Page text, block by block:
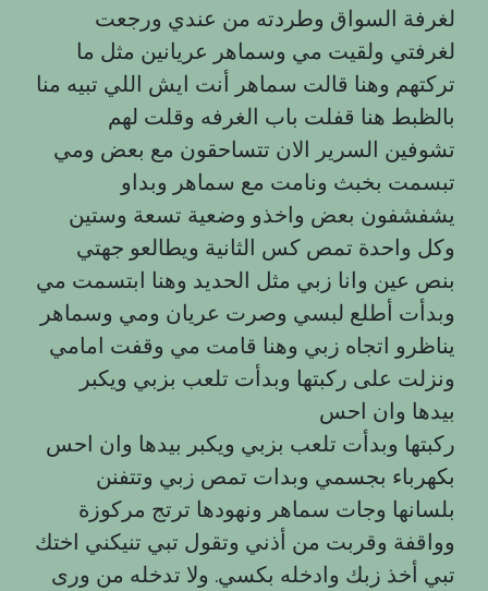
لغرفة السواق وطردته من عندي ورجعت
لغرفتي ولقيت مي وسماهر عريانين مثل ما
تركتهم وهنا قالت سماهر أنت ايش اللي تبيه منا
بالظبط هنا قفلت باب الغرفه وقلت لهم
تشوفين السرير الان تتساحقون مع بعض ومي
تبسمت بخبث ونامت مع سماهر وبداو
يشفشفون بعض واخذو وضعية تسعة وستين
وكل واحدة تمص كس الثانية ويطالعو جهتي
بنص عين وانا زبي مثل الحديد وهنا ابتسمت مي
وبدأت أطلع لبسي وصرت عريان ومي وسماهر
يناظرو اتجاه زبي وهنا قامت مي وقفت امامي
ونزلت على ركبتها وبدأت تلعب بزبي ويكبر
بيدها وان احس
ركبتها وبدأت تلعب بزبي ويكبر بيدها وان احس
بكهرباء بجسمي وبدات تمص زبي وتتفنن
بلسانها وجات سماهر ونهودها ترتج مركوزة
وواقفة وقربت من أذني وتقول تبي تنيكني اختك
تبي أخذ زبك وادخله بكسي. ولا تدخله من ورى